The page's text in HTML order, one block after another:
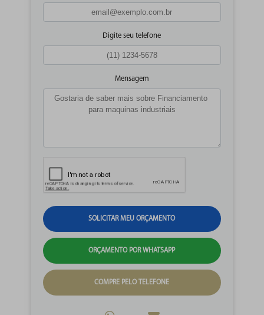
Digite seu telefone
Mensagem
SOLICITAR MEU ORÇAMENTO
ORÇAMENTO POR WHATSAPP
COMPRE PELO TELEFONE